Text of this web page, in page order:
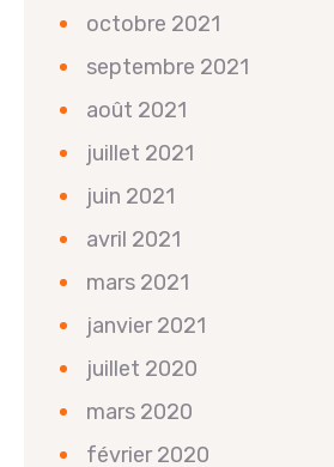
octobre 2021
septembre 2021
août 2021
juillet 2021
juin 2021
avril 2021
mars 2021
janvier 2021
juillet 2020
mars 2020
février 2020